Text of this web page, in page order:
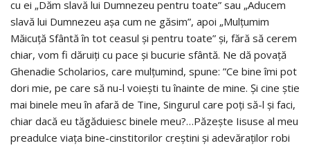
cu ei „Dăm slavă lui Dumnezeu pentru toate” sau „Aducem
slavă lui Dumnezeu aşa cum ne găsim”, apoi „Mulţumim
Măicuţă Sfântă în tot ceasul și pentru toate” şi, fără să cerem
chiar, vom fi dăruiţi cu pace şi bucurie sfântă. Ne dă povață
Ghenadie Scholarios, care mulțumind, spune: ”Ce bine îmi pot
dori mie, pe care să nu-l voiești tu înainte de mine. Și cine știe
mai binele meu în afară de Tine, Singurul care poți să-l și faci,
chiar dacă eu tăgăduiesc binele meu?…Păzește Iisuse al meu
preadulce viața bine-cinstitorilor creștini și adevăraților robi